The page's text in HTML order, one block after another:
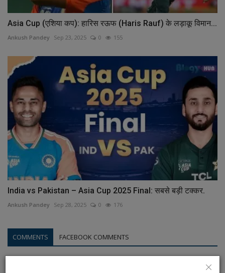
Asia Cup (एशिया कप): हारिस रऊफ (Haris Rauf) के लड़ाकू विमान...
Ankush Pandey Sep 23, 2025 0 155
India vs Pakistan – Asia Cup 2025 Final: सबसे बड़ी टक्कर.
Ankush Pandey Sep 28, 2025 0 176
COMMENTS FACEBOOK COMMENTS